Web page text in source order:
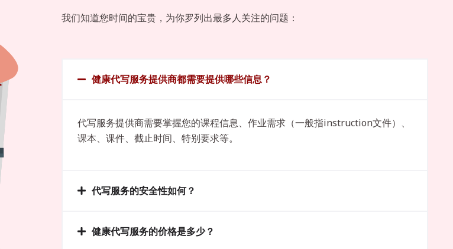
我们知道您时间的宝贵，为你罗列出最多人关注的问题：
健康代写服务提供商都需要提供哪些信息？
代写服务提供商需要掌握您的课程信息、作业需求（一般指instruction文件）、
课本、课件、截止时间、特别要求等。
代写服务的安全性如何？
健康代写服务的价格是多少？